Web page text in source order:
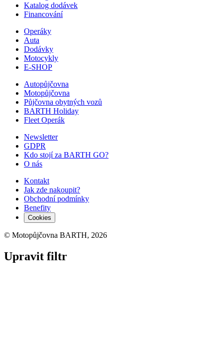
Katalog dodávek
Financování
Operáky
Auta
Dodávky
Motocykly
E-SHOP
Autopůjčovna
Motopůjčovna
Půjčovna obytných vozů
BARTH Holiday
Fleet Operák
Newsletter
GDPR
Kdo stojí za BARTH GO?
O nás
Kontakt
Jak zde nakoupit?
Obchodní podmínky
Benefity
Cookies
© Motopůjčovna BARTH, 2026
Upravit filtr